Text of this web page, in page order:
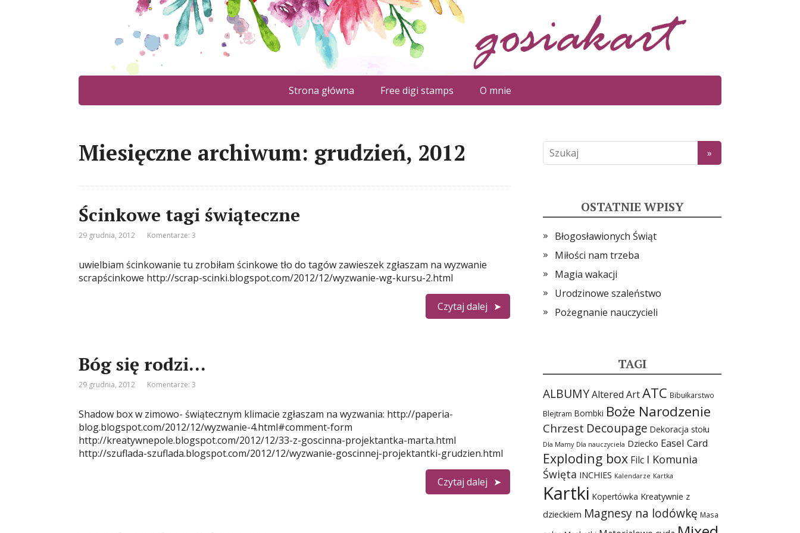
Strona główna Free digi stamps O mnie
Miesięczne archiwum: grudzień, 2012
Ścinkowe tagi świąteczne
29 grudnia, 2012 Komentarze: 3
uwielbiam ścinkowanie tu zrobiłam ścinkowe tło do tagów zawieszek zgłaszam na wyzwanie
scrapścinkowe http://scrap-scinki.blogspot.com/2012/12/wyzwanie-wg-kursu-2.html
Czytaj dalej
Bóg się rodzi…
29 grudnia, 2012 Komentarze: 3
Shadow box w zimowo- świątecznym klimacie zgłaszam na wyzwania: http://paperia-
blog.blogspot.com/2012/12/wyzwanie-4.html#comment-form
http://kreatywnepole.blogspot.com/2012/12/33-z-goscinna-projektantka-marta.html
http://szuflada-szuflada.blogspot.com/2012/12/wyzwanie-goscinnej-projektantki-grudzien.html
Czytaj dalej
OSTATNIE WPISY
Błogosławionych Świąt
Miłości nam trzeba
Magia wakacji
Urodzinowe szaleństwo
Pożegnanie nauczycieli
TAGI
ALBUMYAltered ArtATC Bibułkarstwo
Blejtram Bombki Boże Narodzenie
Chrzest Decoupage Dekoracja stołu
Dla Mamy Dla nauczyciela Dziecko Easel Card
Exploding box Filc I Komunia
Święta INCHIES Kalendarze Kartka
Kartki Kopertówka Kreatywnie z
dzieckiem Magnesy na lodówkę Masa